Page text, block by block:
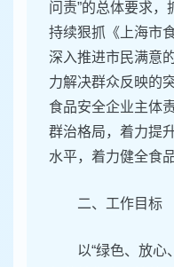
问责”的总体要求，
持续狠抓《上海市
深入推进市民满意
力解决群众反映的
食品安全企业主体
群治格局，着力提
水平，着力健全食
二、工作目标
以“绿色、放心